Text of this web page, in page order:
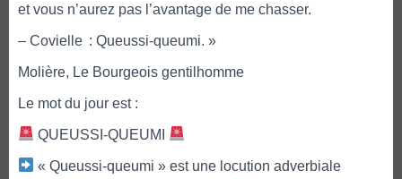
et vous n’aurez pas l’avantage de me chasser.
– Covielle : Queussi-queumi. »
Molière, Le Bourgeois gentilhomme
Le mot du jour est :
QUEUSSI-QUEUMI
« Queussi-queumi » est une locution adverbiale